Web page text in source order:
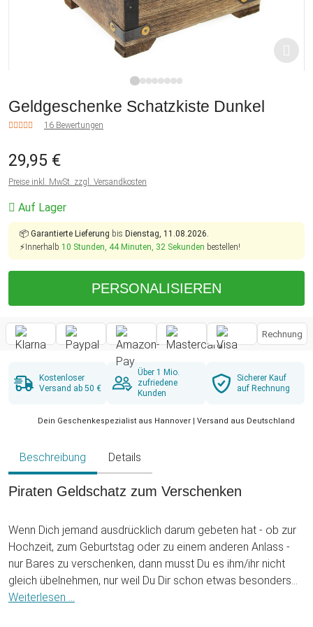
Geldgeschenke Schatzkiste Dunkel
16 Bewertungen
29,95 €
Preise inkl. MwSt. zzgl. Versandkosten
Auf Lager
📦 Garantierte Lieferung bis Dienstag, 11.08.2026.
⚡Innerhalb 10 Stunden, 44 Minuten, 32 Sekunden bestellen!
PERSONALISIEREN
Rechnung
Kostenloser
Versand ab 50 €
Über 1 Mio.
zufriedene
Kunden
Sicherer Kauf
auf Rechnung
Dein Geschenkespezialist aus Hannover | Versand aus Deutschland
Beschreibung Details
Piraten Geldschatz zum Verschenken
Wenn Dich jemand ausdrücklich darum gebeten hat - ob zur
Hochzeit, zum Geburtstag oder zu einem anderen Anlass -
nur Bares zu verschenken, dann musst Du es ihm/ihr nicht
gleich übelnehmen, nur weil Du Dir schon etwas besonders
cooles ausgedacht hast. Denn der ausdrückliche Wunsch
Weiterlesen ...